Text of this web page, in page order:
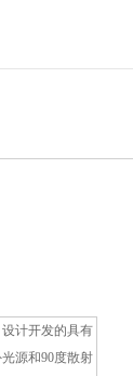
计开发的具有
源和90度散射